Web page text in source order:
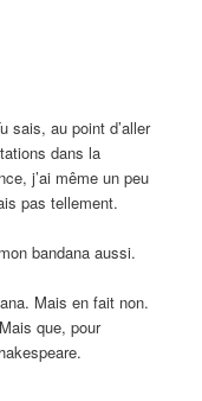
sais, au point d’aller
dans la
j’ai même un peu
pas tellement.
bandana aussi.
Mais en fait non.
que, pour